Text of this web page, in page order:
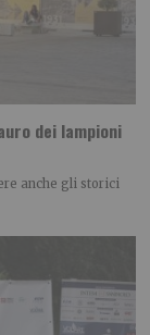
dei lampioni
anche gli storici